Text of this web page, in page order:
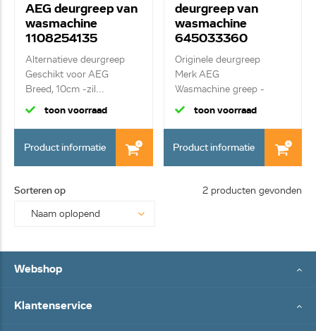
AEG deurgreep van
wasmachine
1108254135
Alternatieve deurgreep
Geschikt voor AEG
Breed, 10cm -zil...
toon voorraad
Product informatie
deurgreep van
wasmachine
645033360
Originele deurgreep
Merk AEG
Wasmachine greep -
chroomkle...
toon voorraad
Product informatie
Sorteren op 2 producten gevonden
Webshop
Klantenservice